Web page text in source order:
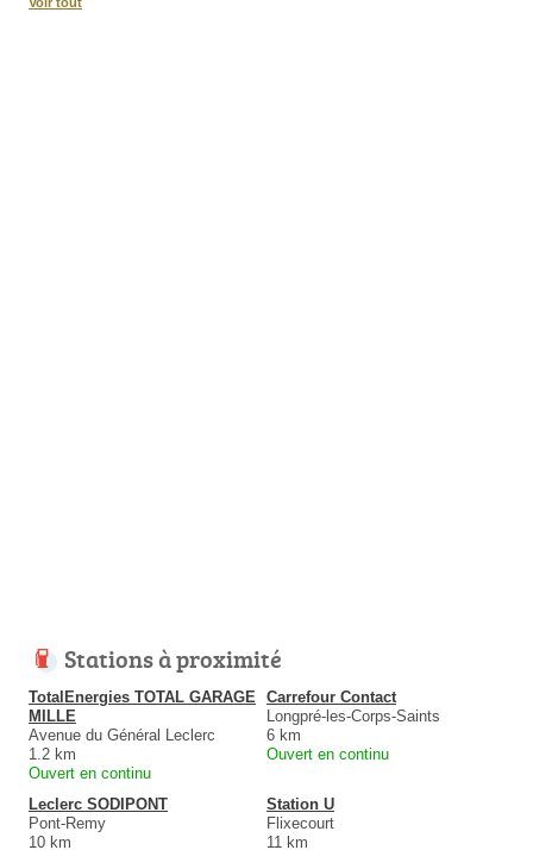
Stations à proximité
TotalEnergies TOTAL GARAGE
MILLE
Avenue du Général Leclerc
1.2 km
Ouvert en continu
Carrefour Contact
Longpré-les-Corps-Saints
6 km
Ouvert en continu
Leclerc SODIPONT
Pont-Remy
10 km
Station U
Flixecourt
11 km